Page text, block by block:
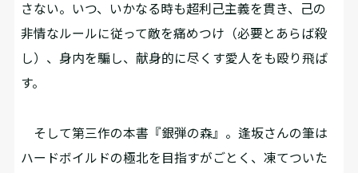
さない。いつ、いかなる時も超利己主義を貫き、己の
非情なルールに従って敵を痛めつけ（必要とあらば殺
し）、身内を騙し、献身的に尽くす愛人をも殴り飛ば
す。
そして第三作の本書『銀弾の森』。逢坂さんの筆は
ハードボイルドの極北を目指すがごとく、凍てついた